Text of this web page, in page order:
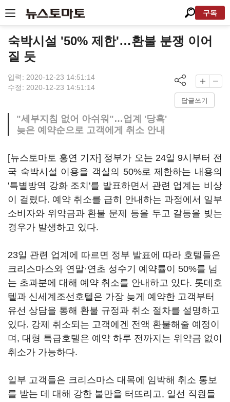
구독
숙박시설 '50% 제한'…환불 분쟁 이어
질 듯
입력: 2020-12-23 14:51:14
수정: 2020-12-23 14:51:14
답글쓰기
"세부지침 없어 아쉬워"…업계 '당혹'
늦은 예약순으로 고객에게 취소 안내
[뉴스토마토 홍연 기자] 정부가 오는 24일 9시부터 전
국 숙박시설 이용을 객실의 50%로 제한하는 내용의
'특별방역 강화 조치'를 발표하면서 관련 업계는 비상
이 걸렸다. 예약 취소를 급히 안내하는 과정에서 일부
소비자와 위약금과 환불 문제 등을 두고 갈등을 빚는
경우가 발생하고 있다.
23일 관련 업계에 따르면 정부 발표에 따라 호텔들은
크리스마스와 연말·연초 성수기 예약률이 50%를 넘
는 초과분에 대해 예약 취소를 안내하고 있다. 롯데호
텔과 신세계조선호텔은 가장 늦게 예약한 고객부터
유선 상담을 통해 환불 규정과 취소 절차를 설명하고
있다. 강제 취소되는 고객에겐 전액 환불해줄 예정이
며, 대형 특급호텔은 예약 하루 전까지는 위약금 없이
취소가 가능하다.
일부 고객들은 크리스마스 대목에 임박해 취소 통보
를 받는 데 대해 강한 불만을 터뜨리고, 일선 직원들